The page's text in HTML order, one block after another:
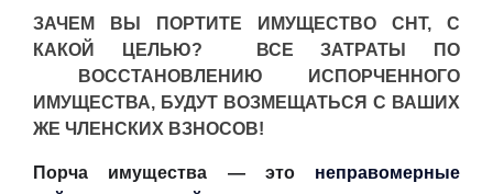
ЗАЧЕМ ВЫ ПОРТИТЕ ИМУЩЕСТВО СНТ, С
КАКОЙ ЦЕЛЬЮ? ВСЕ ЗАТРАТЫ ПО
ВОССТАНОВЛЕНИЮ ИСПОРЧЕННОГО
ИМУЩЕСТВА, БУДУТ ВОЗМЕЩАТЬСЯ С ВАШИХ
ЖЕ ЧЛЕНСКИХ ВЗНОСОВ!
Порча имущества — это неправомерные